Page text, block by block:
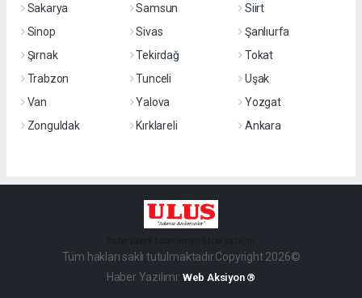
Sakarya
Samsun
Siirt
Sinop
Sivas
Şanlıurfa
Şırnak
Tekirdağ
Tokat
Trabzon
Tunceli
Uşak
Van
Yalova
Yozgat
Zonguldak
Kırklareli Ankara
Tüm hakları saklı tutulmaktadır.Copyright 2026©
Haber Yazılımı: Web Aksiyon ®